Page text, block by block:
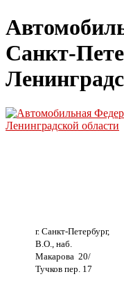
Санкт-
г. Санкт-Петербург,
В.О., наб.
Макарова 20/
Тучков пер. 17